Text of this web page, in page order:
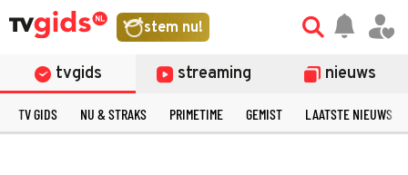
stem nu!
tvgids streaming nieuws
TV GIDS NU & STRAKS PRIMETIME GEMIST LAATSTE NIEUWS